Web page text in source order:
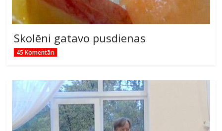
Skolēni gatavo pusdienas
45 Komentāri